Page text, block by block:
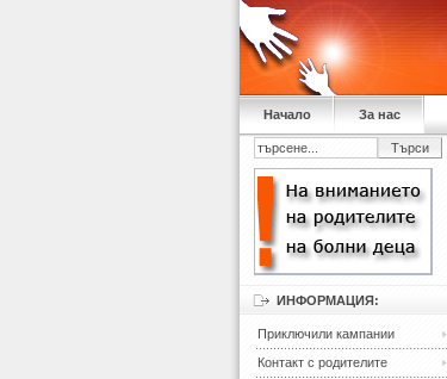
Начало За нас
ИНФОРМАЦИЯ:
Приключили кампании
Контакт с родителите